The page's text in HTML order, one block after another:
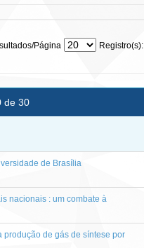
Página Registro(s):
de 30
de Brasília
nacionais : um combate à
produção de gás de síntese por